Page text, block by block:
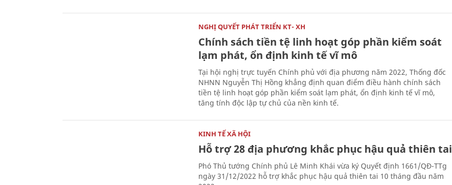
NGHỊ QUYẾT PHÁT TRIỂN KT- XH
Chính sách tiền tệ linh hoạt góp phần kiểm soát
lạm phát, ổn định kinh tế vĩ mô
Tại hội nghị trực tuyến Chính phủ với địa phương năm 2022, Thống đốc
NHNN Nguyễn Thị Hồng khẳng định quan điểm điều hành chính sách
tiền tệ linh hoạt góp phần kiểm soát lạm phát, ổn định kinh tế vĩ mô,
tăng tính độc lập tự chủ của nền kinh tế.
KINH TẾ XÃ HỘI
Hỗ trợ 28 địa phương khắc phục hậu quả thiên tai
Phó Thủ tướng Chính phủ Lê Minh Khái vừa ký Quyết định 1661/QĐ-TTg
ngày 31/12/2022 hỗ trợ khắc phục hậu quả thiên tai 10 tháng đầu năm